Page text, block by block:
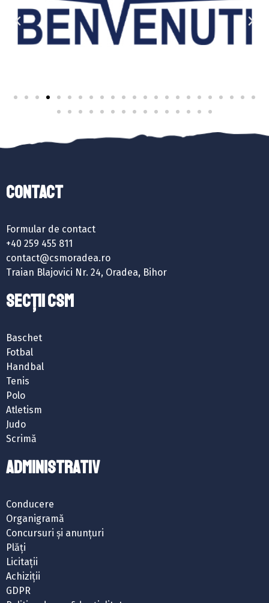
Contact
Formular de contact
+40 259 455 811
contact@csmoradea.ro
Traian Blajovici Nr. 24, Oradea, Bihor
SECȚII CSM
Baschet
Fotbal
Handbal
Tenis
Polo
Atletism
Judo
Scrimă
ADMINISTRATIV
Conducere
Organigramă
Concursuri și anunțuri
Plăți
Licitații
Achiziții
GDPR